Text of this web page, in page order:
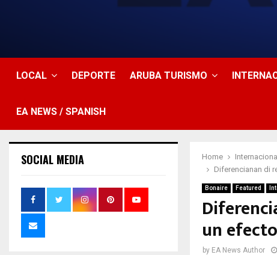
LOCAL DEPORTE ARUBA TURISMO
EA NEWS / SPANISH
Home Internacional
Diferencianan di
Bonaire Featured
un
by EA News Author
SOCIAL MEDIA